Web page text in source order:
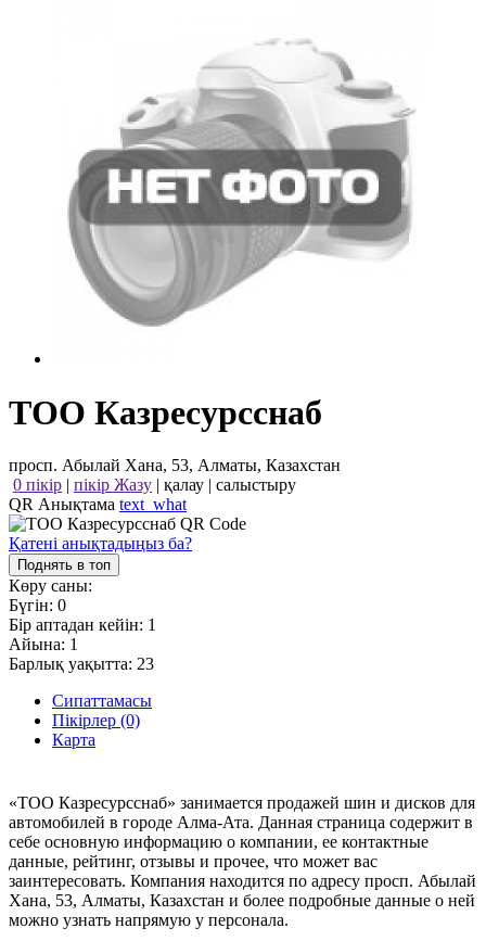
ТОО Казресурсснаб
просп. Абылай Хана, 53, Алматы, Казахстан
0 пікір | пікір Жазу | қалау | салыстыру
QR Анықтама text_what
Қатені анықтадыңыз ба?
Поднять в топ
Көру саны:
Бүгін: 0
Бір аптадан кейін: 1
Айына: 1
Барлық уақытта: 23
Сипаттамасы
Пікірлер (0)
Карта
«ТОО Казресурсснаб» занимается продажей шин и дисков для
автомобилей в городе Алма-Ата. Данная страница содержит в
себе основную информацию о компании, ее контактные
данные, рейтинг, отзывы и прочее, что может вас
заинтересовать. Компания находится по адресу просп. Абылай
Хана, 53, Алматы, Казахстан и более подробные данные о ней
можно узнать напрямую у персонала.